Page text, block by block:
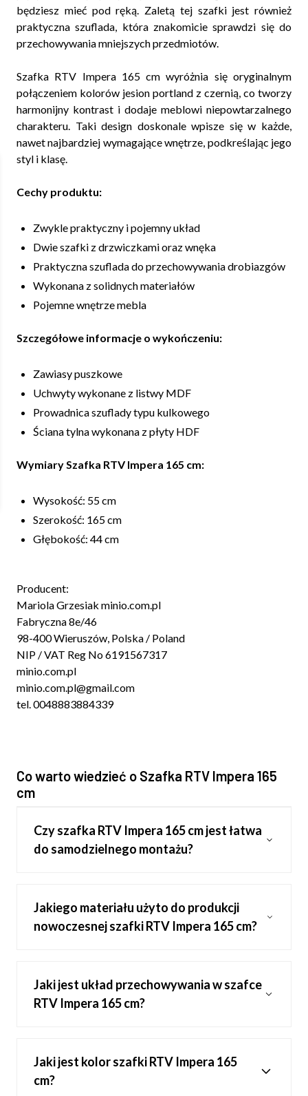
będziesz mieć pod ręką. Zaletą tej szafki jest również
praktyczna szuflada, która znakomicie sprawdzi się do
przechowywania mniejszych przedmiotów.
Szafka RTV Impera 165 cm wyróżnia się oryginalnym
połączeniem kolorów jesion portland z czernią, co tworzy
harmonijny kontrast i dodaje meblowi niepowtarzalnego
charakteru. Taki design doskonale wpisze się w każde,
nawet najbardziej wymagające wnętrze, podkreślając jego
styl i klasę.
Cechy produktu:
Zwykle praktyczny i pojemny układ
Dwie szafki z drzwiczkami oraz wnęka
Praktyczna szuflada do przechowywania drobiazgów
Wykonana z solidnych materiałów
Pojemne wnętrze mebla
Szczegółowe informacje o wykończeniu:
Zawiasy puszkowe
Uchwyty wykonane z listwy MDF
Prowadnica szuflady typu kulkowego
Ściana tylna wykonana z płyty HDF
Wymiary Szafka RTV Impera 165 cm:
Wysokość: 55 cm
Szerokość: 165 cm
Głębokość: 44 cm
Producent:
Mariola Grzesiak minio.com.pl
Fabryczna 8e/46
98-400 Wieruszów, Polska / Poland
NIP / VAT Reg No 6191567317
minio.com.pl
minio.com.pl@gmail.com
tel. 0048883884339
Co warto wiedzieć o Szafka RTV Impera 165
cm
Czy szafka RTV Impera 165 cm jest łatwa
do samodzielnego montażu?
Jakiego materiału użyto do produkcji
nowoczesnej szafki RTV Impera 165 cm?
Jaki jest układ przechowywania w szafce
RTV Impera 165 cm?
Jaki jest kolor szafki RTV Impera 165
cm?